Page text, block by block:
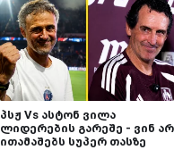
პსჟ Vs ასტონ ვილა
ლიდერების გარეშე - ვინ არ
ითამაშებს სუპერ თასზე